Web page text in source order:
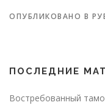
ОПУБЛИКОВАНО В
ПОСЛЕДНИЕ
Востребованный